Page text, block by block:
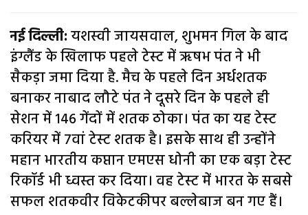
नई दिल्ली:यशस्वी जायसवाल, शुभमन गिल के बाद
इंग्लैंड के खिलाफ पहले टेस्ट में ऋषभ पंत ने भी
सैकड़ा जमा दिया है. मैच के पहले दिन अर्धशतक
बनाकर नाबाद लौटे पंत ने दूसरे दिन के पहले ही
सेशन में 146 गेंदों में शतक ठोका। पंत का यह टेस्ट
करियर में 7वां टेस्ट शतक है। इसके साथ ही उन्होंने
महान भारतीय कप्तान एमएस धोनी का एक बड़ा टेस्ट
रिकॉर्ड भी ध्वस्त कर दिया। वह टेस्ट में भारत के सबसे
सफल शतकवीर विकेटकीपर बल्लेबाज बन गए हैं।